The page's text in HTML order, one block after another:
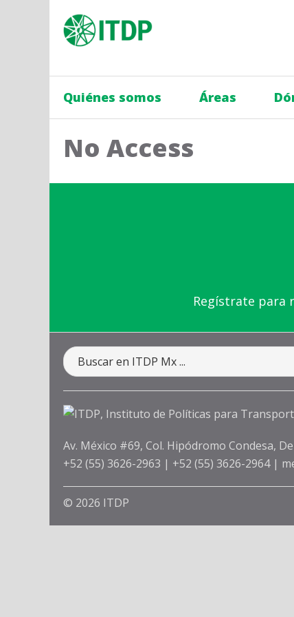
Quiénes somos Áreas
No Access
Regístrate para
Av. México #69, Col. Hipódromo Condesa,
+52 (55) 3626-2963 | +52 (55) 3626-2964|
© 2026 ITDP